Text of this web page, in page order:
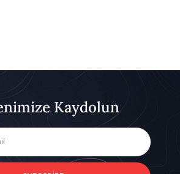
Kaydolun